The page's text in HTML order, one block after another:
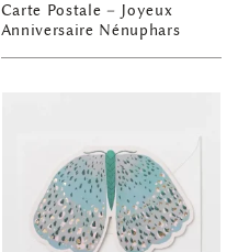
Carte Postale – Joyeux
Anniversaire Nénuphars